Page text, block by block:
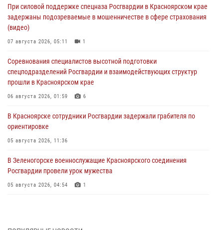
При силовой поддержке спецназа Росгвардии в Красноярском крае
задержаны подозреваемые в мошенничестве в сфере страхования
(видео)
07 августа 2026, 05:11 1
Соревнования специалистов высотной подготовки
спецподразделений Росгвардии и взаимодействующих структур
прошли в Красноярском крае
06 августа 2026, 01:59 6
В Красноярске сотрудники Росгвардии задержали грабителя по
ориентировке
05 августа 2026, 11:36
В Зеленогорске военнослужащие Красноярского соединения
Росгвардии провели урок мужества
05 августа 2026, 04:54 1